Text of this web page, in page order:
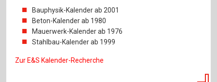
Bauphysik-Kalender ab 2001
Beton-Kalender ab 1980
Mauerwerk-Kalender ab 1976
Stahlbau-Kalender ab 1999
Zur E&S Kalender-Recherche